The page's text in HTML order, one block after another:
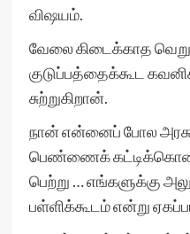
விஷயம்.
வேலை கிடைக்காத
குடுப்பத்தைக்கூட
சுற்றுகிறான்.
நான் என்னைப் போல அரசு
பெண்ணைக்
பெற்று … எங்களுக்கு
பள்ளிக்கூடம் என்று